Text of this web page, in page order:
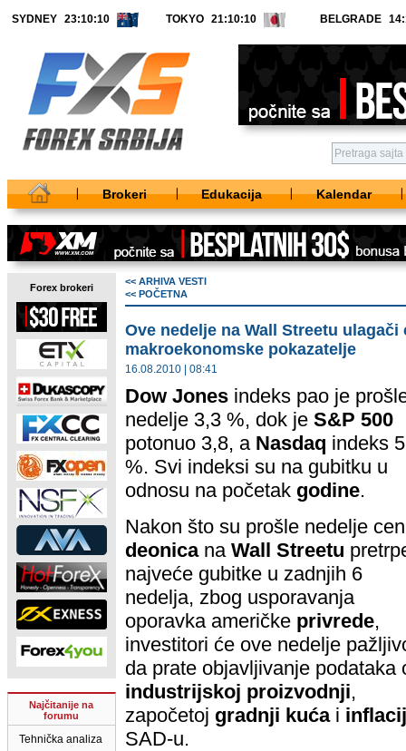
SYDNEY TOKYO BELGRADE
Brokeri Edukacija Kalendar
Forex brokeri
Najčitanije na
forumu
Tehnička analiza
<< ARHIVA VESTI
<< POČETNA
Ove nedelje na Wall Streetu
makroekonomske pokazatelje
16.08.2010 | 08:41
Dow Jones indeks pao je
nedelje 3,3 %, dok je S&P 500
potonuo 3,8, a Nasdaq indeks 5
%. Svi indeksi su na gubitku u
odnosu na početak godine.
Nakon što su prošle nedelje
deonicana Wall Streetu
najveće gubitke u zadnjih 6
nedelja, zbog usporavanja
oporavka američke privrede,
investitori će ove nedelje
da prate objavljivanje podataka
industrijskoj proizvodnji,
započetoj gradnji kućai
SAD-u.